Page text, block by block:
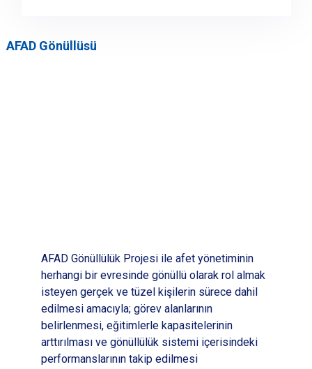
AFAD Gönüllüsü
AFAD Gönüllülük Projesi ile afet yönetiminin
herhangi bir evresinde gönüllü olarak rol almak
isteyen gerçek ve tüzel kişilerin sürece dahil
edilmesi amacıyla; görev alanlarının
belirlenmesi, eğitimlerle kapasitelerinin
arttırılması ve gönüllülük sistemi içerisindeki
performanslarının takip edilmesi